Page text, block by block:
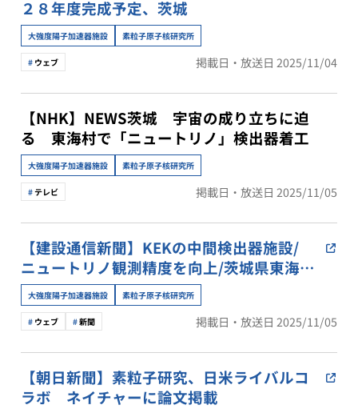
２８年度完成予定、茨城
大強度陽子加速器施設 素粒子原子核研究所
ウェブ 掲載日・放送日 2025/11/04
【NHK】NEWS茨城 宇宙の成り立ちに迫
る 東海村で「ニュートリノ」検出器着工
大強度陽子加速器施設 素粒子原子核研究所
テレビ 掲載日・放送日 2025/11/05
【建設通信新聞】KEKの中間検出器施設/
ニュートリノ観測精度を向上/茨城県東海村
で着工式/設計は日本工営、施工を森組
大強度陽子加速器施設 素粒子原子核研究所
ウェブ 新聞 掲載日・放送日 2025/11/05
【朝日新聞】素粒子研究、日米ライバルコ
ラボ ネイチャーに論文掲載